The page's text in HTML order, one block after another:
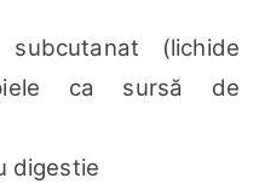
(lichide
ca sursă de
digestie